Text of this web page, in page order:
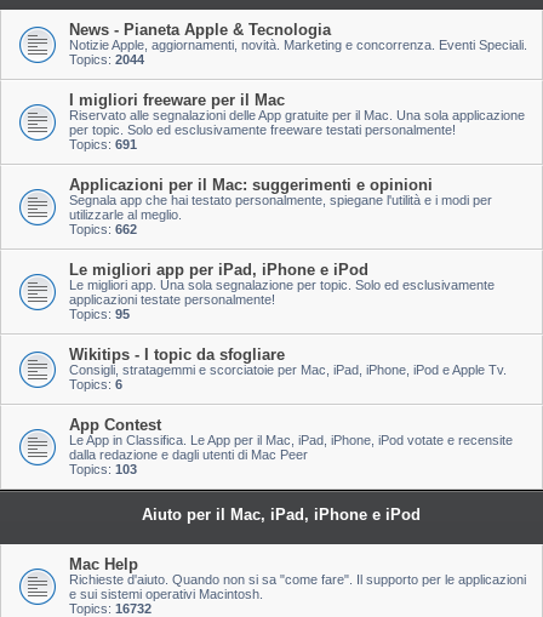
News - Pianeta Apple & Tecnologia
Notizie Apple, aggiornamenti, novità. Marketing e concorrenza. Eventi Speciali.
Topics: 2044
I migliori freeware per il Mac
Riservato alle segnalazioni delle App gratuite per il Mac. Una sola applicazione
per topic. Solo ed esclusivamente freeware testati personalmente!
Topics: 691
Applicazioni per il Mac: suggerimenti e opinioni
Segnala app che hai testato personalmente, spiegane l'utilità e i modi per
utilizzarle al meglio.
Topics: 662
Le migliori app per iPad, iPhone e iPod
Le migliori app. Una sola segnalazione per topic. Solo ed esclusivamente
applicazioni testate personalmente!
Topics: 95
Wikitips - I topic da sfogliare
Consigli, stratagemmi e scorciatoie per Mac, iPad, iPhone, iPod e Apple Tv.
Topics: 6
App Contest
Le App in Classifica. Le App per il Mac, iPad, iPhone, iPod votate e recensite
dalla redazione e dagli utenti di Mac Peer
Topics: 103
Aiuto per il Mac, iPad, iPhone e iPod
Mac Help
Richieste d'aiuto. Quando non si sa "come fare". Il supporto per le applicazioni
e sui sistemi operativi Macintosh.
Topics: 16732